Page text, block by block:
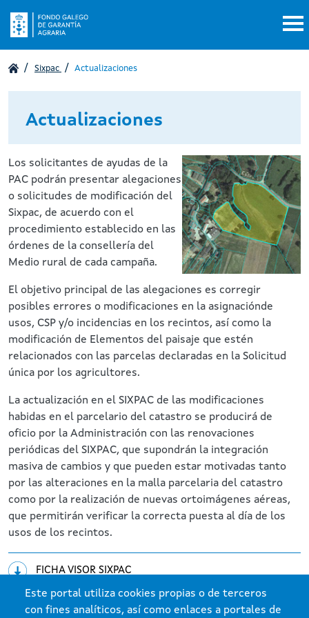
Este portal utiliza cookies propias o de terceros
con fines analíticos, así como enlaces a portales de
Sixpac Actualizaciones
Actualizaciones
Los solicitantes de ayudas de la
PAC podrán presentar alegaciones
o solicitudes de modificación del
Sixpac, de acuerdo con el
procedimiento establecido en las
órdenes de la consellería del
Medio rural de cada campaña.
El objetivo principal de las alegaciones es corregir
posibles errores o modificaciones en la asignaciónde
usos, CSP y/o incidencias en los recintos, así como la
modificación de Elementos del paisaje que estén
relacionados con las parcelas declaradas en la Solicitud
única por los agricultores.
La actualización en el SIXPAC de las modificaciones
habidas en el parcelario del catastro se producirá de
oficio por la Administración con las renovaciones
periódicas del SIXPAC, que supondrán la integración
masiva de cambios y que pueden estar motivadas tanto
por las alteraciones en la malla parcelaria del catastro
como por la realización de nuevas ortoimágenes aéreas,
que permitirán verificar la correcta puesta al día de los
usos de los recintos.
FICHA VISOR SIXPAC